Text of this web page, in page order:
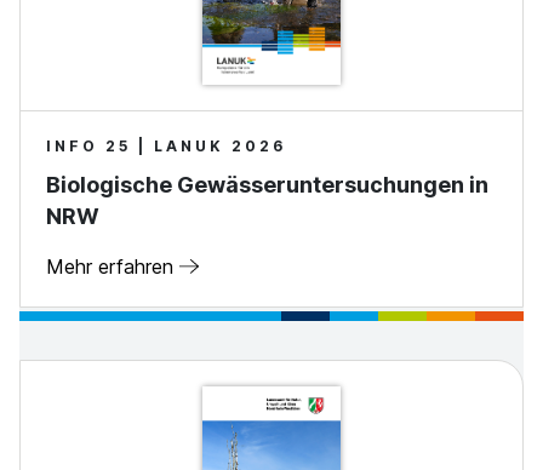
INFO 25 | LANUK 2026
Biologische Gewässeruntersuchungen in
NRW
Mehr erfahren